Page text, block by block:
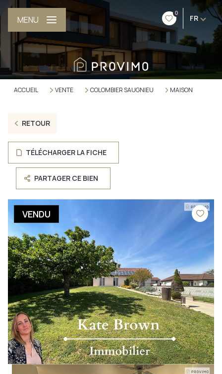
0
FR
MENU
ACCUEIL VENTE COLOMBIER SAUGNIEU MAISON
RETOUR
TÉLÉCHARGER LA FICHE
PARTAGER CE BIEN
VENDU